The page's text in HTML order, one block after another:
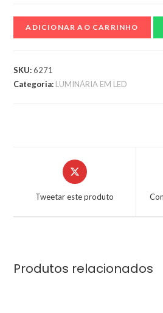
ADICIONAR AO CARRINHO
SKU:6271
Categoria: LUMINÁRIA EM LED
Tweetar este produto
Produtos relacionados